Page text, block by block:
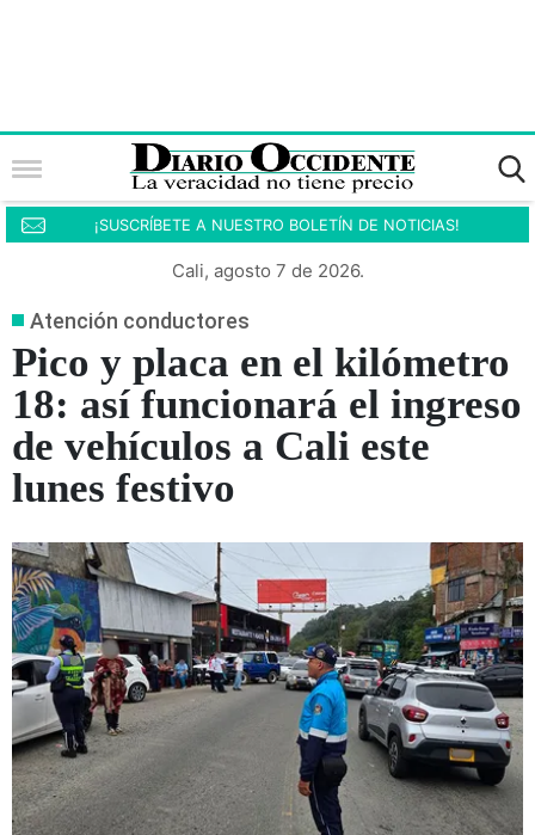
¡SUSCRÍBETE A NUESTRO BOLETÍN DE NOTICIAS!
Cali, agosto 7 de 2026.
Atención conductores
Pico y placa en el kilómetro
18: así funcionará el ingreso
de vehículos a Cali este
lunes festivo